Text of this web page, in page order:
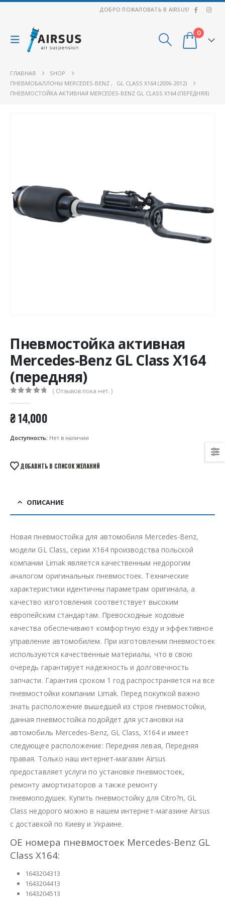
ДОБРО ПОЖАЛОВАТЬ В AIRSUS!
0
ГЛАВНАЯ
SHOP
ПНЕВМОБАЛЛОНЫ MERCEDES-BENZ ,
GL CLASS X164 (2006-2012)
ПНЕВМОСТОЙКА АКТИВНАЯ MERCEDES-BENZ GL CLASS X164 (ПЕРЕДНЯЯ)
Пневмостойка активная
Mercedes-Benz GL Class X164
(передняя)
( Отзывов пока нет. )
₴14,000
Доступность: Нет в наличии
ДОБАВИТЬ В СПИСОК ЖЕЛАНИЙ
ОПИСАНИЕ
Новая пневмостойка для автомобиля Mercedes-Benz,
модели GL Class, серии X164 производства польской
компании Limak является качественным недорогим
аналогом оригинальных пневмостоек. Технические
характеристики идентичны параметрам оригинала, а
качество изготовления соответствует высоким
европейским стандартам. Превосходные ходовые
качества обеспечивают комфортную езду и эффективное
управление автомобилем. При изготовлении пневмостоек
используются качественные материалы, что в свою
очередь гарантирует надежность и долговечность
запчасти. Гарантия сроком 1 год распространяется на все
пневмостойки компании Limak. Перед покупкой важно
знать расположение вышедшей из строя пневмостойки,
данная пневмостойка подойдет для установки на
автомобиль Mercedes-Benz, GL Class, X164 и имеет
следующее расположение: Передняя левая, Передняя
правая. Только наш интернет-магазин Airsus
предоставляет услуги по установке пневмостоек,
ремонту амортизаторов а также ремонту
пневмоподушек. Купить пневмостойку для Citro?n, GL
Class недорого можно в нашем интернет-магазине Airsus
с доставкой по Киеву и Украине.
OE номера пневмостоек Mercedes-Benz GL
Class X164:
1643204313
1643204413
1643204513